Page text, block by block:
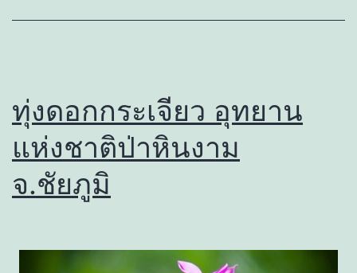
ทุ่งดอกกระเจียว อุทยาน
แห่งชาติป่าหินงาม
จ.ชัยภูมิ